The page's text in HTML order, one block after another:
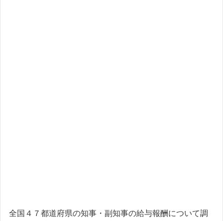
全国４７都道府県の知事・副知事の給与報酬について調